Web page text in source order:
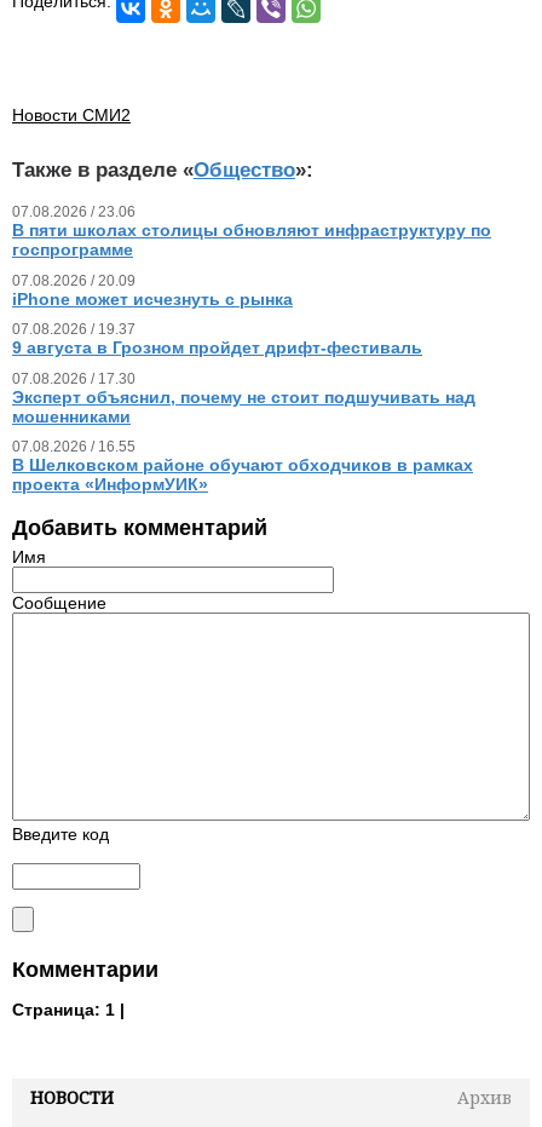
НОВОСТИ
Архив
Новости СМИ2
Также в разделе «Общество»:
07.08.2026 / 23.06
В пяти школах столицы обновляют инфраструктуру по
госпрограмме
07.08.2026 / 20.09
iPhone может исчезнуть с рынка
07.08.2026 / 19.37
9 августа в Грозном пройдет дрифт-фестиваль
07.08.2026 / 17.30
Эксперт объяснил, почему не стоит подшучивать над
мошенниками
07.08.2026 / 16.55
В Шелковском районе обучают обходчиков в рамках
проекта «ИнформУИК»
Добавить комментарий
Имя
Сообщение
Введите код
Комментарии
Страница: 1 |